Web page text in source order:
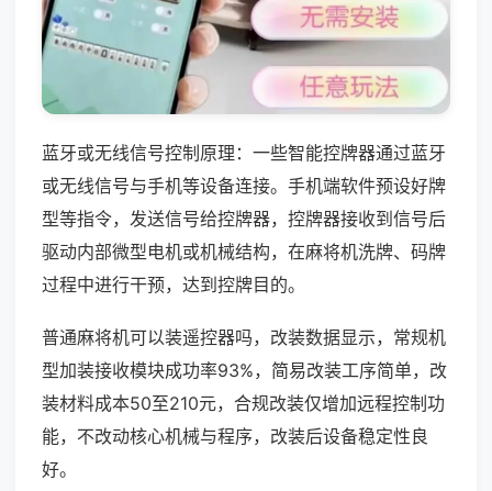
蓝牙或无线信号控制原理：一些智能控牌器通过蓝牙
或无线信号与手机等设备连接。手机端软件预设好牌
型等指令，发送信号给控牌器，控牌器接收到信号后
驱动内部微型电机或机械结构，在麻将机洗牌、码牌
过程中进行干预，达到控牌目的。
普通麻将机可以装遥控器吗，改装数据显示，常规机
型加装接收模块成功率93%，简易改装工序简单，改
装材料成本50至210元，合规改装仅增加远程控制功
能，不改动核心机械与程序，改装后设备稳定性良
好。